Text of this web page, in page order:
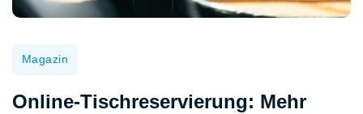
Magazin
Online-Tischreservierung: Mehr